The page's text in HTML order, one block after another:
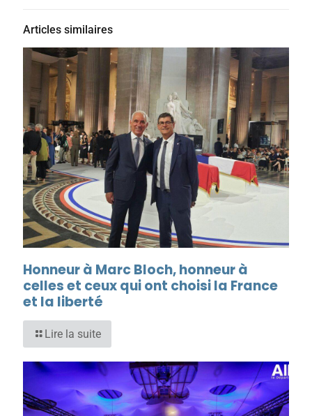
Articles similaires
Honneur à Marc Bloch, honneur à
celles et ceux qui ont choisi la France
et la liberté
Lire la suite